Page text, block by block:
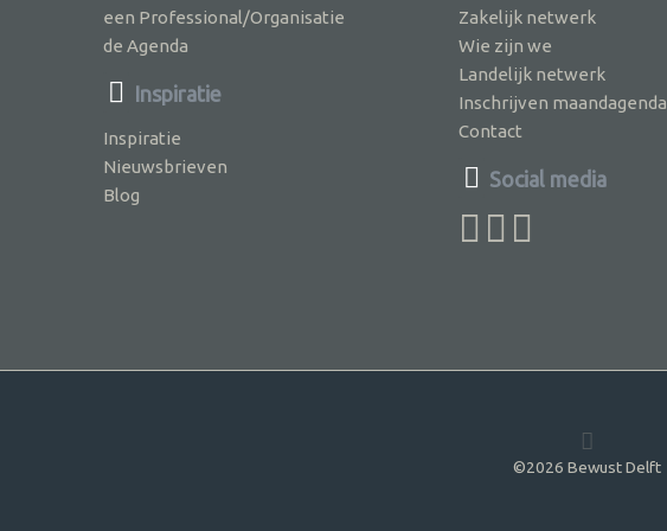
een Professional/Organisatie
de Agenda
Inspiratie
Inspiratie
Nieuwsbrieven
Blog
Zakelijk netwerk
Wie zijn we
Landelijk netwerk
Inschrijven maandagenda
Contact
Social media
©2026 Bewust Delft